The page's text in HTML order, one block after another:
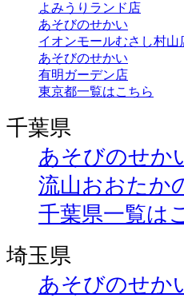
よみうりランド店
あそびのせかい
イオンモールむさし村山
あそびのせかい
有明ガーデン店
東京都一覧はこちら
千葉県
あそびのせか
流山おおたか
千葉県一覧は
埼玉県
あそびのせか